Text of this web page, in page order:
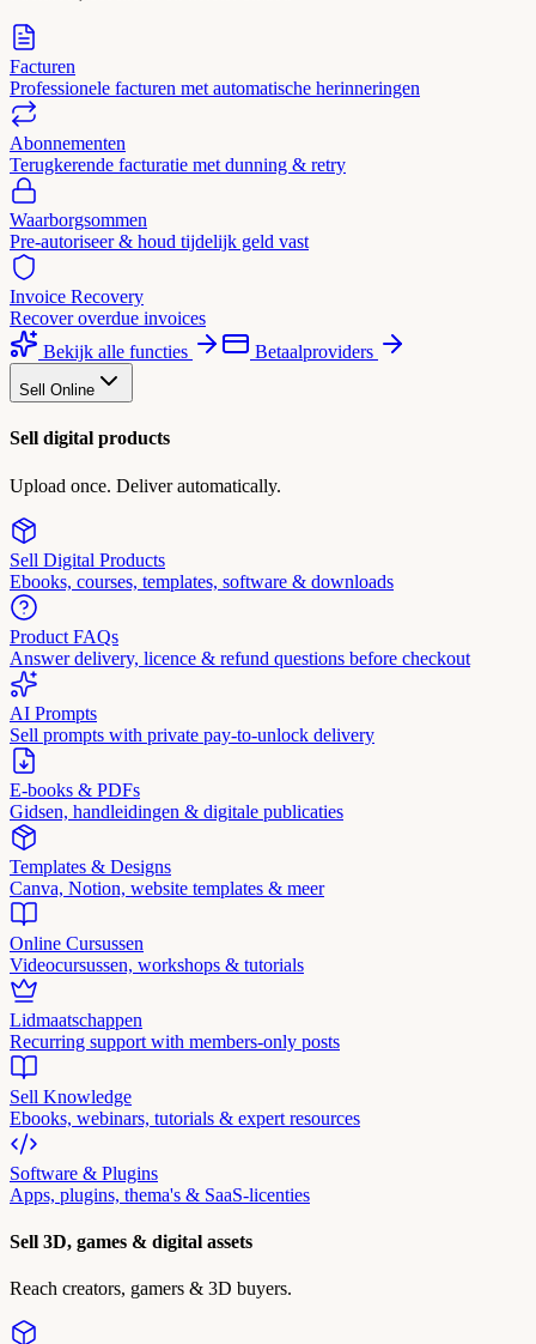
Facturen
Professionele facturen met automatische herinneringen
Abonnementen
Terugkerende facturatie met dunning & retry
Waarborgsommen
Pre-autoriseer & houd tijdelijk geld vast
Invoice Recovery
Recover overdue invoices
Bekijk alle functies
Betaalproviders
Sell Online
Sell digital products
Upload once. Deliver automatically.
Sell Digital Products
Ebooks, courses, templates, software & downloads
Product FAQs
Answer delivery, licence & refund questions before checkout
AI Prompts
Sell prompts with private pay-to-unlock delivery
E-books & PDFs
Gidsen, handleidingen & digitale publicaties
Templates & Designs
Canva, Notion, website templates & meer
Online Cursussen
Videocursussen, workshops & tutorials
Lidmaatschappen
Recurring support with members-only posts
Sell Knowledge
Ebooks, webinars, tutorials & expert resources
Software & Plugins
Apps, plugins, thema's & SaaS-licenties
Sell 3D, games & digital assets
Reach creators, gamers & 3D buyers.